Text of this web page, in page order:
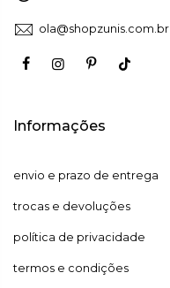
ola@shopzunis.com.br
Informações
envio e prazo de entrega
trocas e devoluções
política de privacidade
termos e condições